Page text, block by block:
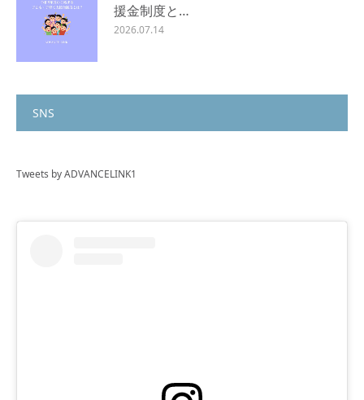
援金制度と…
2026.07.14
SNS
Tweets by ADVANCELINK1